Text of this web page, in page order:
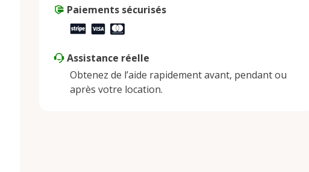
Paiements sécurisés
Assistance réelle
Obtenez de l’aide rapidement avant, pendant ou
après votre location.